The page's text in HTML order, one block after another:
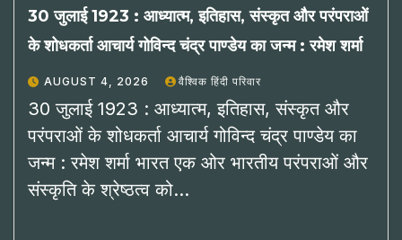
30 जुलाई 1923 : आध्यात्म, इतिहास, संस्कृत और परंपराओं
के शोधकर्ता आचार्य गोविन्द चंद्र पाण्डेय का जन्म : रमेश शर्मा
AUGUST 4, 2026 वैश्विक हिंदी परिवार
30 जुलाई 1923 : आध्यात्म, इतिहास, संस्कृत और
परंपराओं के शोधकर्ता आचार्य गोविन्द चंद्र पाण्डेय का
जन्म : रमेश शर्मा भारत एक ओर भारतीय परंपराओं और
संस्कृति के श्रेष्ठत्व को…